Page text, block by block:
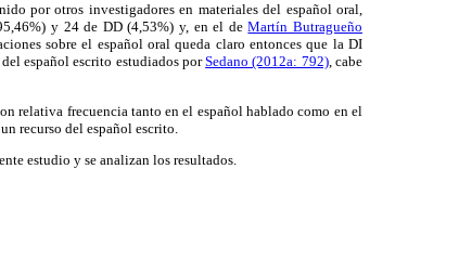
por otros investigadores en materiales del español oral,
y 24 de DD (4,53%) y, en el deMartín Butragueño
sobre el español oral queda claro entonces que la DI
español escrito estudiados porSedano (2012a: 792), cabe
relativa frecuencia tanto en el español hablado como en el
recurso del español escrito.
estudio y se analizan los resultados.